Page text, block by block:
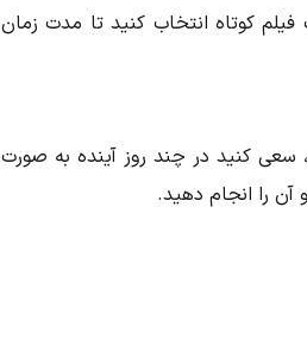
کوتاه انتخاب کنید تا مدت زمان
سعی کنید در چند روز آینده به صورت
آن را انجام دهید.